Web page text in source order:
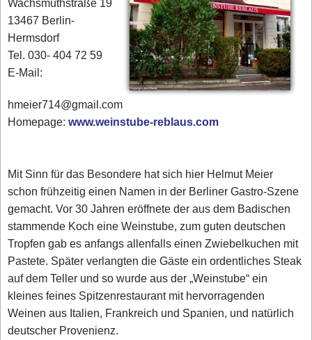
13467 Berlin-
Hermsdorf
Tel. 030- 404 72 59
E-Mail:
hmeier714@gmail.com
Homepage:www.weinstube-reblaus.com
Mit Sinn für das Besondere hat sich hier Helmut Meier
schon frühzeitig einen Namen in der Berliner Gastro-Szene
gemacht. Vor 30 Jahren eröffnete der aus dem Badischen
stammende Koch eine Weinstube, zum guten deutschen
Tropfen gab es anfangs allenfalls einen Zwiebelkuchen mit
Pastete. Später verlangten die Gäste ein ordentliches Steak
auf dem Teller und so wurde aus der „Weinstube“ ein
kleines feines Spitzenrestaurant mit hervorragenden
Weinen aus Italien, Frankreich und Spanien, und natürlich
deutscher Provenienz.